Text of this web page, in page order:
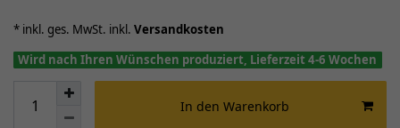
* inkl. ges. MwSt. inkl. Versandkosten
Wird nach Ihren Wünschen produziert, Lieferzeit 4-6 Wochen
In den Warenkorb